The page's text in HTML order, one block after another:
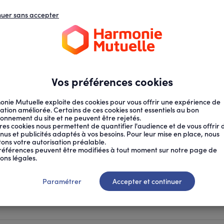
Vos préférences cookies
Mutuelle exploite des cookies pour vous offrir une expérience de
améliorée. Certains de ces cookies sont essentiels au bon
du site et ne peuvent être rejetés.
cookies nous permettent de quantifier l'audience et de vous offrir
et publicités adaptés à vos besoins. Pour leur mise en place, nous
votre autorisation préalable.
peuvent être modifiées à tout moment sur notre page de
légales.
sans accepter
Paramétrer Accepter et continuer